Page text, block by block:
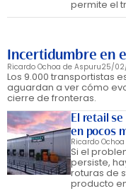
permite el
Incertidumbre en
Ricardo Ochoa de Aspuru25/
Los 9.000 transportistas
aguardan a ver cómo
cierre de fronteras.
El retail
en pocos
Ricardo
Si el
persiste,
roturas de
producto